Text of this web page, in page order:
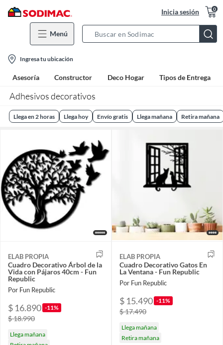
Inicia sesión 0
Menú
Bar
location-
icon
Ingresa tu ubicación
Asesoría Constructor Deco Hogar Tipos de Entrega
Adhesivos decorativos
Llega en 2 horas Llega hoy Envío gratis Llega mañana Retira mañana
ELAB PROPIA
Cuadro Decorativo Árbol de la
Vida con Pájaros 40cm - Fun
Republic
Por Fun Republic
$ 16.890 -11%
$ 18.990
Llega mañana
ELAB PROPIA
Cuadro Decorativo Gatos En
La Ventana - Fun Republic
Por Fun Republic
$ 15.490 -11%
$ 17.490
Llega mañana
Retira mañana